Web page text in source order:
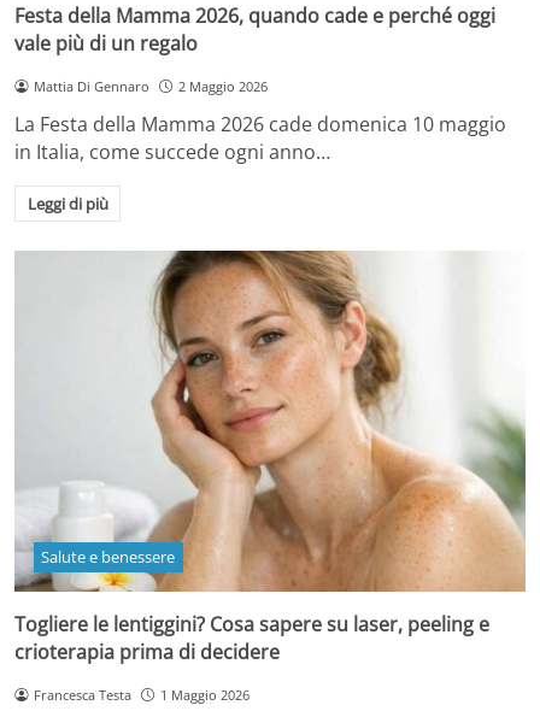
Festa della Mamma 2026, quando cade e perché oggi
vale più di un regalo
Mattia Di Gennaro 2 Maggio 2026
La Festa della Mamma 2026 cade domenica 10 maggio
in Italia, come succede ogni anno…
Leggi di più
Salute e benessere
Togliere le lentiggini? Cosa sapere su laser, peeling e
crioterapia prima di decidere
Francesca Testa 1 Maggio 2026